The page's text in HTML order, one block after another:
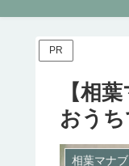
PR
【相
おう
相葉マナブ